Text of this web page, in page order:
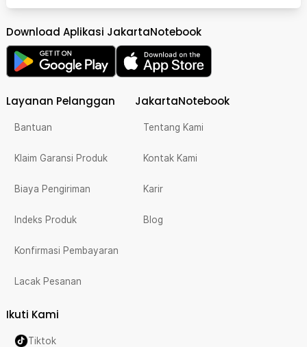
Download Aplikasi JakartaNotebook
Layanan Pelanggan
Bantuan
Klaim Garansi Produk
Biaya Pengiriman
Indeks Produk
Konfirmasi Pembayaran
Lacak Pesanan
JakartaNotebook
Tentang Kami
Kontak Kami
Karir
Blog
Ikuti Kami
Tiktok